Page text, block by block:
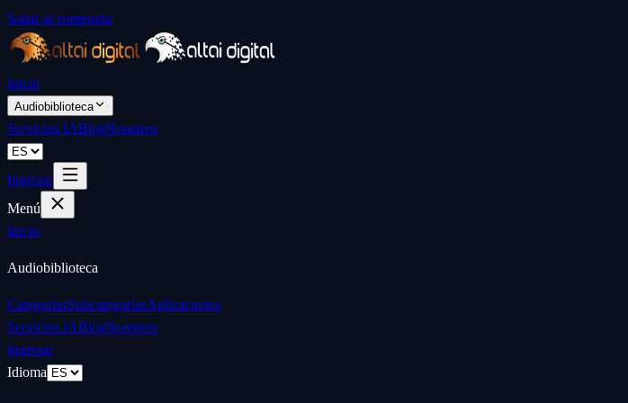
Saltar al contenido
Inicio
Audiobiblioteca
Servicios IABlogNosotros
Ingresar
Menú
Inicio
Audiobiblioteca
CategoríasSubcategoríasAplicaciones
Servicios IABlogNosotros
Ingresar
Idioma